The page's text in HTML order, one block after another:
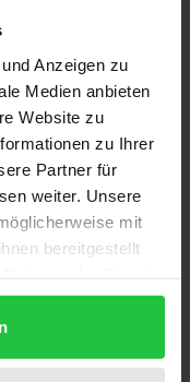
Anzeigen zu
Medien anbieten
Website zu
zu Ihrer
Partner für
weiter. Unsere
mit
bereitgestellt
und durch die
hat er
Die
der europäischen
in seinem
war es sein